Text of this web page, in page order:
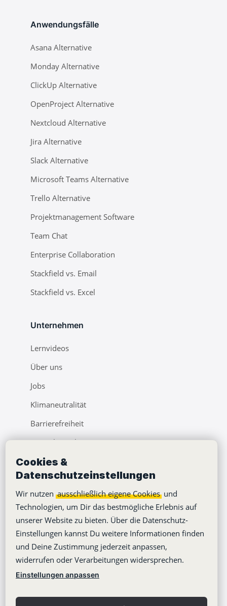
Cookies &
Datenschutzeinstellungen
Wir nutzen ausschließlich eigene Cookies und
Technologien, um Dir das bestmögliche Erlebnis auf
unserer Website zu bieten. Über die Datenschutz-
Einstellungen kannst Du weitere Informationen finden
und Deine Zustimmung jederzeit anpassen,
widerrufen oder Verarbeitungen widersprechen.
Einstellungen anpassen
Anwendungsfälle
Asana Alternative
Monday Alternative
ClickUp Alternative
OpenProject Alternative
Nextcloud Alternative
Jira Alternative
Slack Alternative
Microsoft Teams Alternative
Trello Alternative
Projektmanagement Software
Team Chat
Enterprise Collaboration
Stackfield vs. Email
Stackfield vs. Excel
Unternehmen
Lernvideos
Über uns
Jobs
Klimaneutralität
Barrierefreiheit
Pressebereich
Webinare
Learning Center
Blog
Copyright © 2012-2026
Datenschutzerklärung